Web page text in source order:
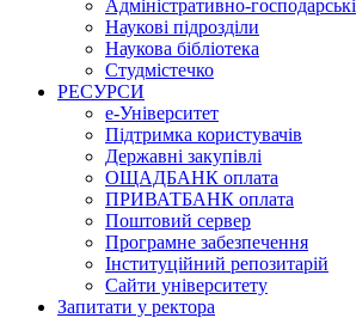
Адміністративно-господарські
Наукові підрозділи
Наукова бібліотека
Студмістечко
РЕСУРСИ
е-Університет
Підтримка користувачів
Державні закупівлі
ОЩАДБАНК оплата
ПРИВАТБАНК оплата
Поштовий сервер
Програмне забезпечення
Інституційний репозитарій
Сайти університету
Запитати у ректора